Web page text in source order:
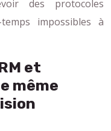
des protocoles
impossibles à
et
même